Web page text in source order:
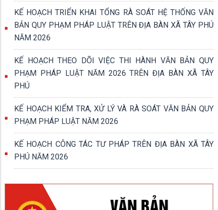
KẾ HOẠCH TRIỂN KHAI TỔNG RÀ SOÁT HỆ THỐNG VĂN
BẢN QUY PHẠM PHÁP LUẬT TRÊN ĐỊA BÀN XÃ TÂY PHÚ
NĂM 2026
KẾ HOẠCH THEO DÕI VIỆC THI HÀNH VĂN BẢN QUY
PHẠM PHÁP LUẬT NĂM 2026 TRÊN ĐỊA BÀN XÃ TÂY
PHÚ
KẾ HOẠCH KIỂM TRA, XỬ LÝ VÀ RÀ SOÁT VĂN BẢN QUY
PHẠM PHÁP LUẬT NĂM 2026
KẾ HOẠCH CÔNG TÁC TƯ PHÁP TRÊN ĐỊA BÀN XÃ TÂY
PHÚ NĂM 2026